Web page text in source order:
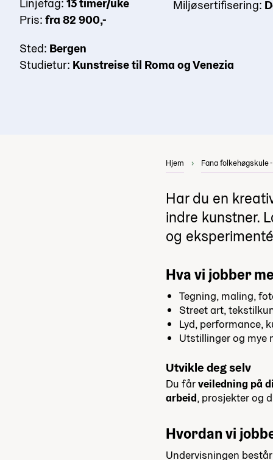
Linjefag: 13 timer/uke
Pris: fra 82 900,-
Miljøsertifisering:
Sted: Bergen
Studietur: Kunstreise til Roma og Venezia
Hjem Fana folkehøgskule
Har du en
indre kunstner.
og
Hva vi jobber
Tegning, maling,
Street art,
Lyd, performance,
Utstillinger og mye
Utvikle deg selv
Du fårveiledning på
arbeid, prosjekter og
Hvordan vi
Undervisningen